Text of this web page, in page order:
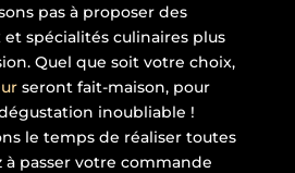
pas à proposer des
spécialités culinaires plus
Quel que soit votre choix,
seront fait-maison, pour
inoubliable !
le temps de réaliser toutes
à passer votre commande